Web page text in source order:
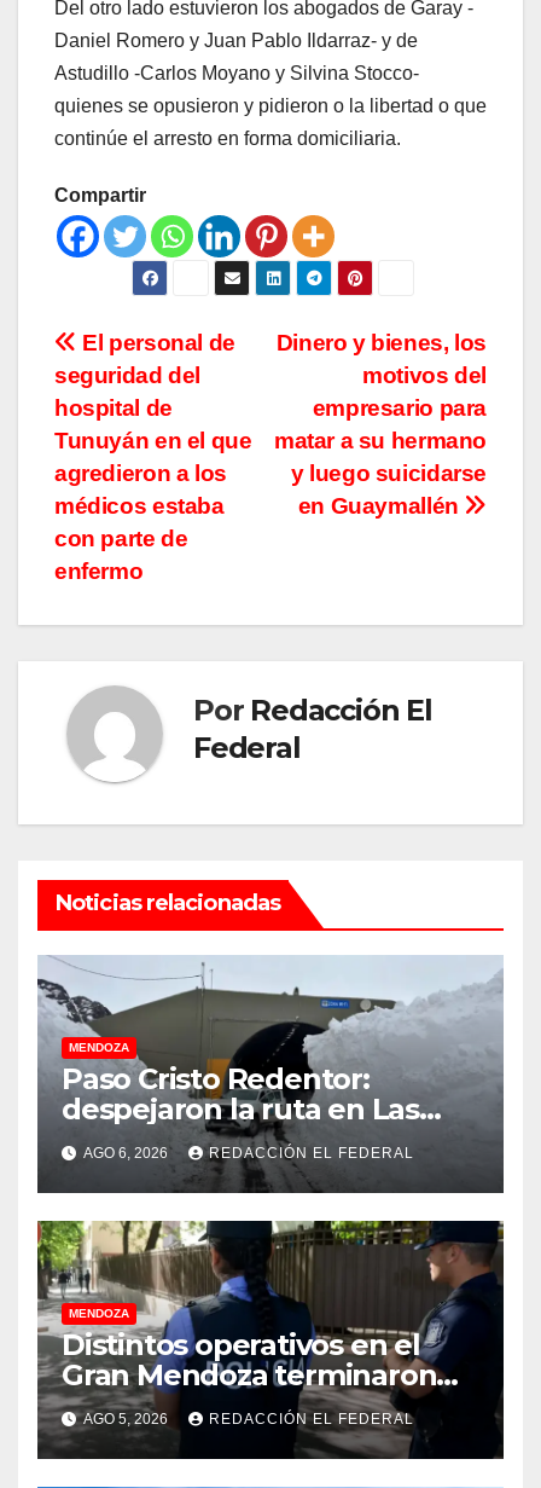
Del otro lado estuvieron los abogados de Garay -
Daniel Romero y Juan Pablo Ildarraz- y de
Astudillo -Carlos Moyano y Silvina Stocco-
quienes se opusieron y pidieron o la libertad o que
continúe el arresto en forma domiciliaria.
Compartir
Navegación
de
entradas
Dinero y bienes, los
motivos del
empresario para
matar a su hermano
y luego suicidarse
en Guaymallén
El personal de
seguridad del
hospital de
Tunuyán en el que
agredieron a los
médicos estaba
con parte de
enfermo
Por Redacción El
Federal
Noticias relacionadas
MENDOZA
Paso Cristo Redentor:
despejaron la ruta en Las
Cuevas antes de otro
temporal con unos 1.500
camiones varados
AGO 6, 2026 REDACCIÓN EL FEDERAL
MENDOZA
Distintos operativos en el
Gran Mendoza terminaron
con cuatro delincuentes
detenidos
AGO 5, 2026 REDACCIÓN EL FEDERAL